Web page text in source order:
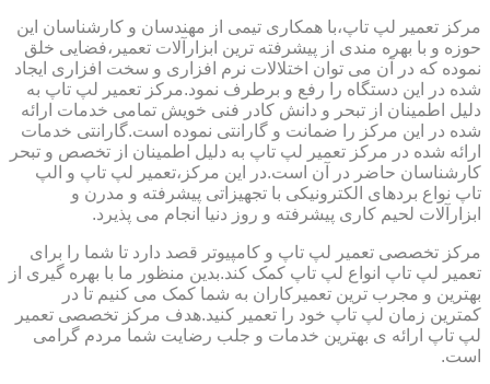
مرکز تعمیر لپ تاپ،با همکاری تیمی از مهندسان و کارشناسان این
حوزه و با بهره مندی از پیشرفته ترین ابزارآلات تعمیر،فضایی خلق
نموده که در آن می توان اختلالات نرم افزاری و سخت افزاری ایجاد
شده در این دستگاه را رفع و برطرف نمود.مرکز تعمیر لپ تاپ به
دلیل اطمینان از تبحر و دانش کادر فنی خویش تمامی خدمات ارائه
شده در این مرکز را ضمانت و گارانتی نموده است.گارانتی خدمات
ارائه شده در مرکز تعمیر لپ تاپ به دلیل اطمینان از تخصص و تبحر
کارشناسان حاضر در آن است.در این مرکز،تعمیر لپ تاپ و الپ
تاپ نواع بردهای الکترونیکی با تجهیزاتی پیشرفته و مدرن و
ابزارآلات لحیم کاری پیشرفته و روز دنیا انجام می پذیرد.
مرکز تخصصی تعمیر لپ تاپ و کامپیوتر قصد دارد تا شما را برای
تعمیر لپ تاپ انواع لپ تاپ کمک کند.بدین منظور ما با بهره گیری از
بهترین و مجرب ترین تعمیرکاران به شما کمک می کنیم تا در
کمترین زمان لپ تاپ خود را تعمیر کنید.هدف مرکز تخصصی تعمیر
لپ تاپ ارائه ی بهترین خدمات و جلب رضایت شما مردم گرامی
است.